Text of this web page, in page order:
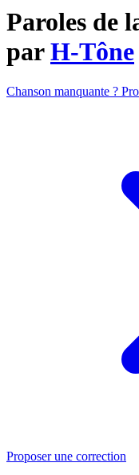
Paroles de
parH-Tône
Chanson manquante ?
Proposer une correction